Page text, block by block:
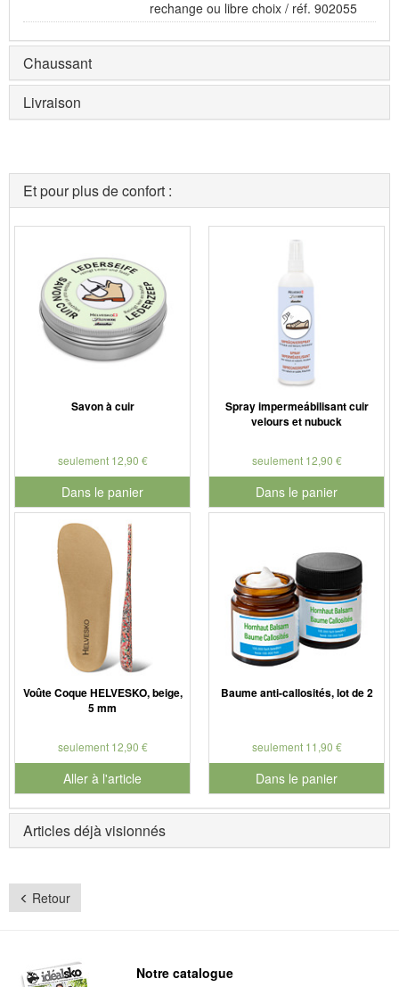
rechange ou libre choix / réf. 902055
Chaussant
Livraison
Et pour plus de confort :
Savon à cuir
seulement 12,90 €
Dans le panier
pour le numéro de produit 901127
Spray impermeábilisant cuir
velours et nubuck
seulement 12,90 €
Dans le panier
pour le numéro de produit
Voûte Coque HELVESKO, beige,
5 mm
seulement 12,90 €
Aller à l'article
Baume anti-callosités, lot de 2
seulement 11,90 €
Dans le panier
pour le numéro de produit
Articles déjà visionnés
Retour
Notre catalogue